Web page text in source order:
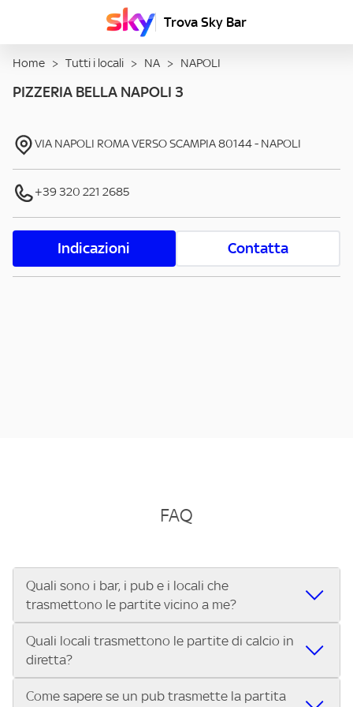
Trova Sky Bar
Home > Tutti i locali > NA > NAPOLI
PIZZERIA BELLA NAPOLI 3
VIA NAPOLI ROMA VERSO SCAMPIA80144- NAPOLI
+39 320 221 2685
Indicazioni Contatta
FAQ
Quali sono i bar, i pub e i locali che
trasmettono le partite vicino a me?
Se cerchi un bar, pub, ristorante o locale vicino a te per
vedere le partite di Serie A ENILIVE, la Serie C Sky Wifi, la
UEFA Champions League, la UEFA Europa League, la UEFA
Conference League, il Tennis, la Formula 1®, la MotoGP™ e
Quali locali trasmettono le partite di calcio in
diretta?
Vuoi sapere quali bar, pub o ristoranti mostrano le partite
Come sapere se un pub trasmette la partita